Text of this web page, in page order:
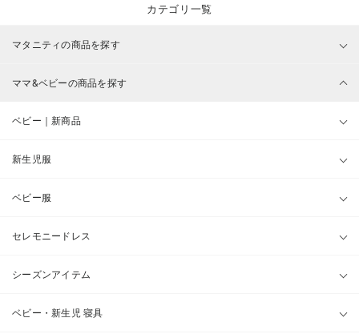
カテゴリ一覧
マタニティの商品を探す
ママ&ベビーの商品を探す
ベビー｜新商品
新生児服
ベビー服
セレモニードレス
シーズンアイテム
ベビー・新生児 寝具